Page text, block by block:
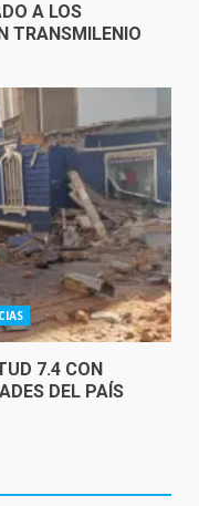
A LOS
TRANSMILENIO
7.4 CON
DEL PAÍS